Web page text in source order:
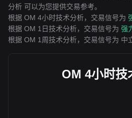
分析 可以为您提供交易参考。
根据 OM 4小时技术分析，交易信号为
根据 OM 1日技术分析，交易信号为 强
根据 OM 1周技术分析，交易信号为 中
OM 4小时技